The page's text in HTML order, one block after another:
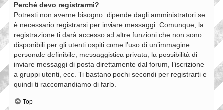
Perché devo registrarmi?
Potresti non averne bisogno: dipende dagli amministratori se
è necessario registrarsi per inviare messaggi. Comunque, la
registrazione ti darà accesso ad altre funzioni che non sono
disponibili per gli utenti ospiti come l’uso di un’immagine
personale definibile, messaggistica privata, la possibilità di
inviare messaggi di posta direttamente dal forum, l’iscrizione
a gruppi utenti, ecc. Ti bastano pochi secondi per registrarti e
quindi ti raccomandiamo di farlo.
Top